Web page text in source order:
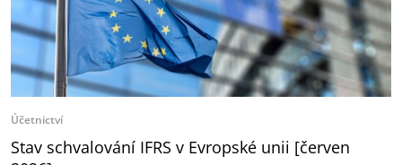
Účetnictví
Stav schvalování IFRS v Evropské unii [červen